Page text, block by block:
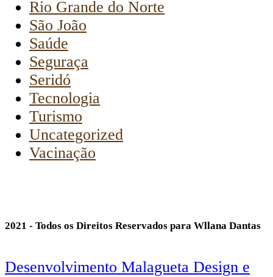
Rio Grande do Norte
São João
Saúde
Seguraça
Seridó
Tecnologia
Turismo
Uncategorized
Vacinação
2021 - Todos os Direitos Reservados para Wllana Dantas
Desenvolvimento Malagueta Design e